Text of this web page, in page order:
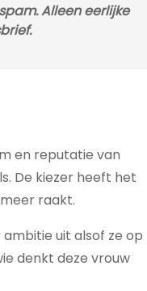
Alleen eerlijke
en reputatie van
De kiezer heeft het
raakt.
uit alsof ze op
denkt deze vrouw